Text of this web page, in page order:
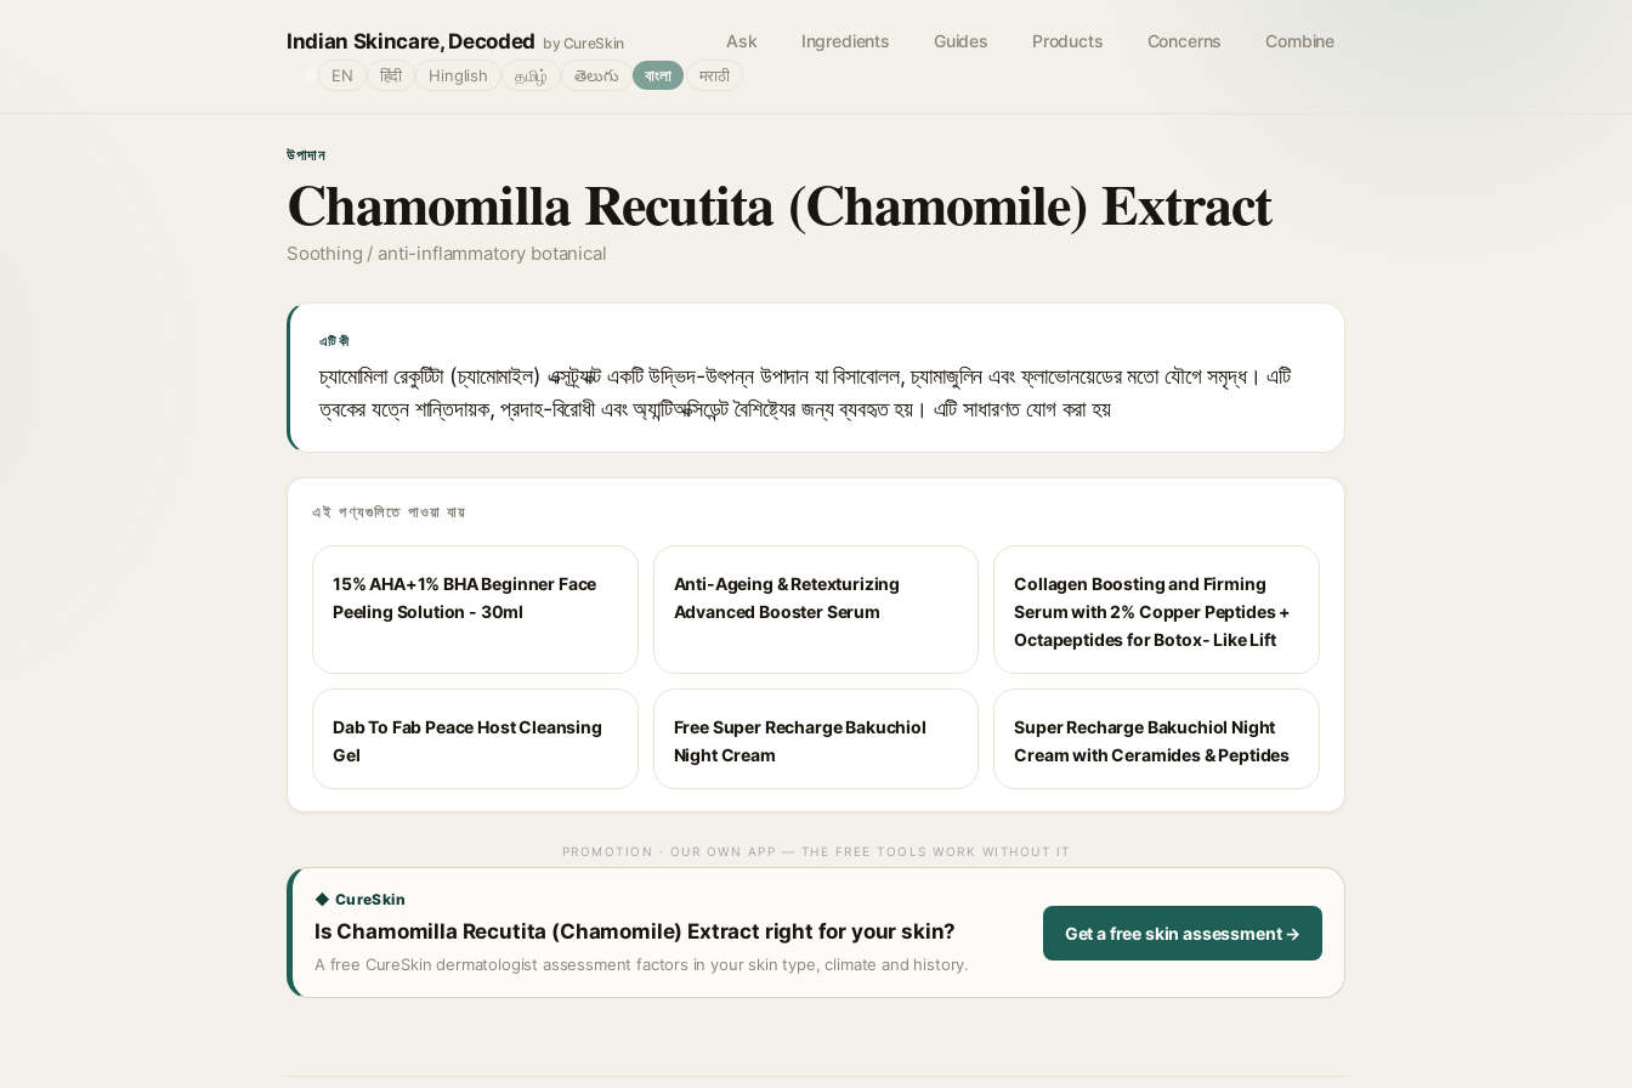
Indian Skincare, Decoded by CureSkin Ask Ingredients Guides Products Concerns Combine
EN हिंदी Hinglish தமிழ் తెలుగు বাংলা मराठी
উপাদান
Chamomilla Recutita (Chamomile) Extract
Soothing / anti-inflammatory botanical
এটি কী
চ্যামোমিলা রেকুটিটা (চ্যামোমাইল) এক্সট্র্যাক্ট একটি উদ্ভিদ-উৎপন্ন উপাদান যা বিসাবোলল, চ্যামাজুলিন এবং ফ্লাভোনয়েডের মতো যৌগে সমৃদ্ধ। এটি
ত্বকের যত্নে শান্তিদায়ক, প্রদাহ-বিরোধী এবং অ্যান্টিঅক্সিডেন্ট বৈশিষ্ট্যের জন্য ব্যবহৃত হয়। এটি সাধারণত যোগ করা হয়
এই পণ্যগুলিতে পাওয়া যায়
15% AHA+1% BHA Beginner Face
Peeling Solution - 30ml
Anti-Ageing & Retexturizing
Advanced Booster Serum
Collagen Boosting and Firming
Serum with 2% Copper Peptides +
Octapeptides for Botox- Like Lift
Dab To Fab Peace Host Cleansing
Gel
Free Super Recharge Bakuchiol
Night Cream
Super Recharge Bakuchiol Night
Cream with Ceramides & Peptides
PROMOTION · OUR OWN APP — THE FREE TOOLS WORK WITHOUT IT
◆ CureSkin
Is Chamomilla Recutita (Chamomile) Extract right for your skin?
A free CureSkin dermatologist assessment factors in your skin type, climate and history.
Get a free skin assessment →